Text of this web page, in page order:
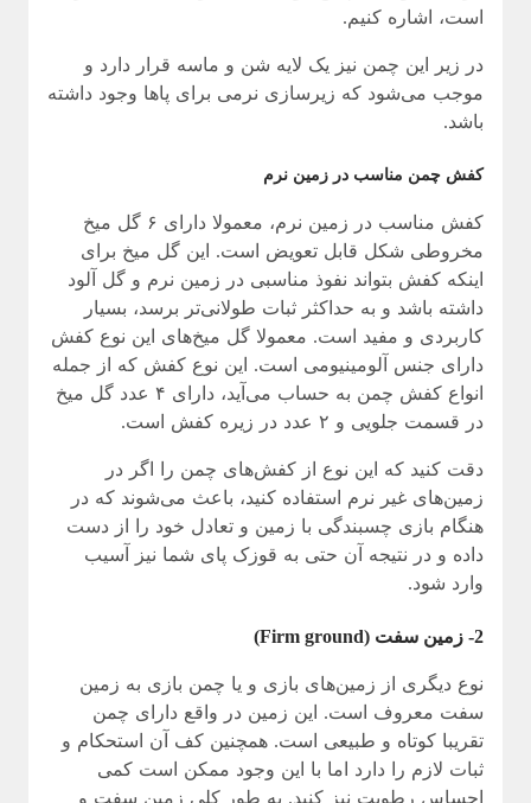
است، اشاره کنیم.
در زیر این چمن نیز یک لایه شن و ماسه قرار دارد و
موجب می‌شود که زیرسازی نرمی برای پاها وجود داشته
باشد.
کفش چمن مناسب در زمین نرم
کفش مناسب در زمین نرم، معمولا دارای ۶ گل میخ
مخروطی شکل قابل تعویض است. این گل میخ برای
اینکه کفش بتواند نفوذ مناسبی در زمین نرم و گل آلود
داشته باشد و به حداکثر ثبات طولانی‌تر برسد، بسیار
کاربردی و مفید است. معمولا گل میخ‌های این نوع کفش
دارای جنس آلومینیومی است. این نوع کفش که از جمله
انواع کفش چمن به حساب می‌آید، دارای ۴ عدد گل میخ
در قسمت جلویی و ۲ عدد در زیره کفش است.
دقت کنید که این نوع از کفش‌های چمن را اگر در
زمین‌های غیر نرم استفاده کنید، باعث می‌شوند که در
هنگام بازی چسبندگی با زمین و تعادل خود را از دست
داده و در نتیجه آن حتی به قوزک پای شما نیز آسیب
وارد شود.
2- زمین سفت (Firm ground)
نوع دیگری از زمین‌های بازی و یا چمن بازی به زمین
سفت معروف است. این زمین در واقع دارای چمن
تقریبا کوتاه و طبیعی است. همچنین کف آن استحکام و
ثبات لازم را دارد اما با این وجود ممکن است کمی
احساس رطوبت نیز کنید. به طور کلی زمین سفت و